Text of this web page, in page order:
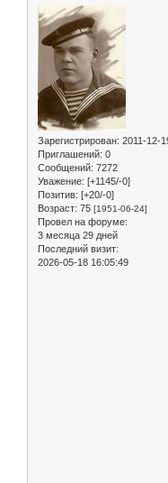
Зарегистрирован: 2011-12-
Приглашений: 0
Сообщений: 7272
Уважение: [+1145/-0]
Позитив: [+20/-0]
Возраст: 75 [1951-06-24]
Провел на форуме:
3 месяца 29 дней
Последний визит:
2026-05-18 16:05:49